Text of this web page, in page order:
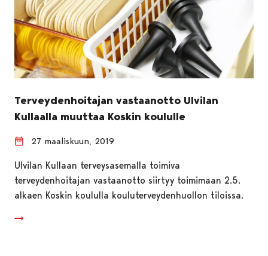
Terveydenhoitajan vastaanotto Ulvilan
Kullaalla muuttaa Koskin koululle
27 maaliskuun, 2019
Ulvilan Kullaan terveysasemalla toimiva
terveydenhoitajan vastaanotto siirtyy toimimaan 2.5.
alkaen Koskin koululla kouluterveydenhuollon tiloissa.